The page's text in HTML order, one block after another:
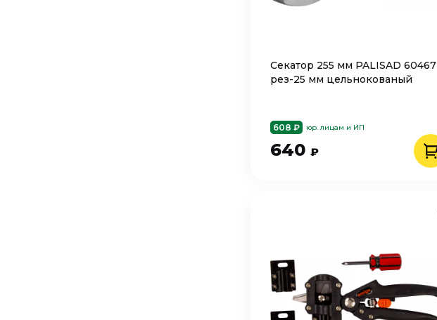
Секатор 255 мм PALISAD 60467
рез-25 мм цельнокованый
608 ₽ юр. лицам и ИП
640 ₽